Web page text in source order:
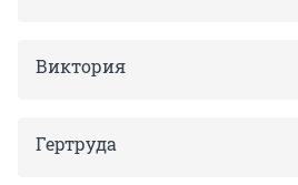
Виктория
Гертруда